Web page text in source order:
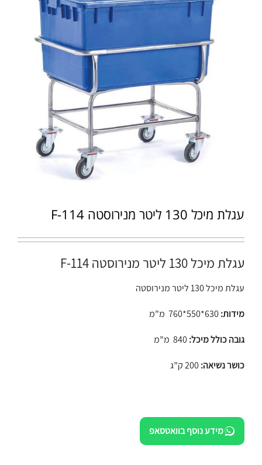
עגלת מיכל 130 ליטר מנירוסטה F-114
עגלת מיכל 130 ליטר מנירוסטה F-114
עגלת מיכל 130 ליטר מנירוסטה
מידות:
גובה כולל מיכל:
כושר נשיאה:
מידע נוסף בוואטסאפ